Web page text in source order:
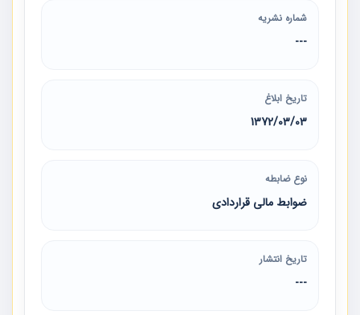
شماره نشریه
---
تاریخ ابلاغ
1372/03/03
نوع ضابطه
ضوابط مالی قراردادی
تاریخ انتشار
---